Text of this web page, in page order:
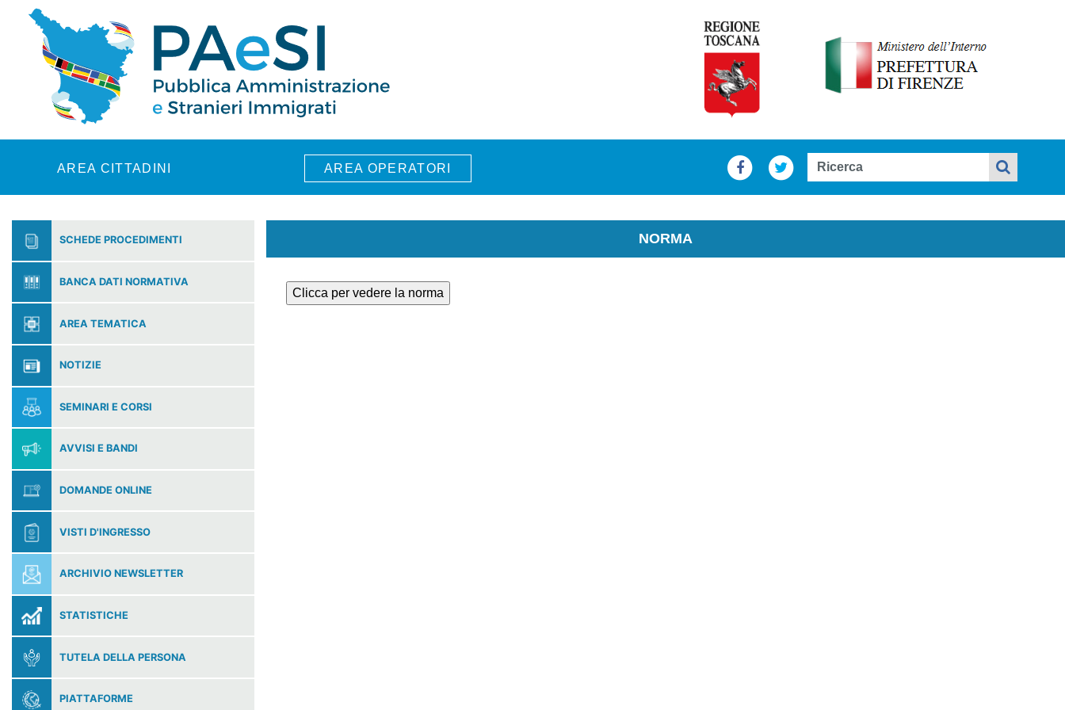
Skip to main content
AREA CITTADINI AREA OPERATORI
SCHEDE PROCEDIMENTI
BANCA DATI NORMATIVA
AREA TEMATICA
NOTIZIE
SEMINARI E CORSI
AVVISI E BANDI
DOMANDE ONLINE
VISTI D'INGRESSO
ARCHIVIO NEWSLETTER
STATISTICHE
TUTELA DELLA PERSONA
PIATTAFORME
NORMA
Clicca per vedere la norma